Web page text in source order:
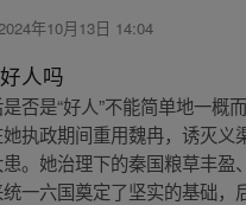
年10月13日 14:04
人吗
否是“好人”不能简单地一概
执政期间重用魏冉，诱灭义
。她治理下的秦国粮草丰盈
一六国奠定了坚实的基础，